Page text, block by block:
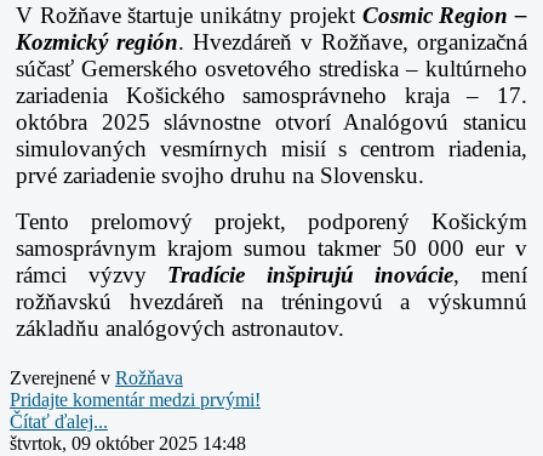
V Rožňave štartuje unikátny projekt Cosmic Region –
Kozmický región. Hvezdáreň v Rožňave, organizačná
súčasť Gemerského osvetového strediska – kultúrneho
zariadenia Košickéhosamosprávneho kraja – 17.
októbra 2025 slávnostne otvorí Analógovú stanicu
simulovaných vesmírnych misií s centrom riadenia,
prvé zariadenie svojho druhu na Slovensku.
Tento prelomový projekt, podporený Košickým
samosprávnym krajom sumou takmer 50 000 eur v
rámci výzvy Tradície inšpirujú inovácie, mení
rožňavskú hvezdáreň na tréningovú a výskumnú
základňu analógových astronautov.
Zverejnené v Rožňava
Pridajte komentár medzi prvými!
Čítať ďalej...
štvrtok, 09 október 2025 14:48